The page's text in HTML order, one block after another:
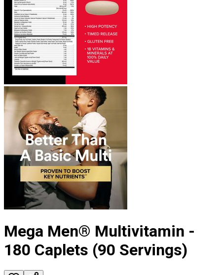
Mega Men® Multivitamin -
180 Caplets (90 Servings)